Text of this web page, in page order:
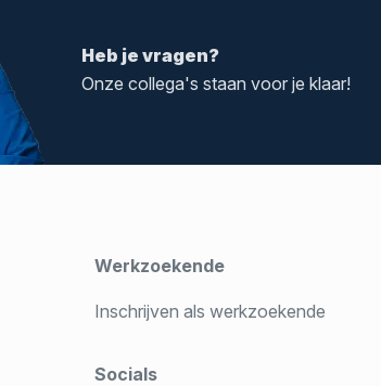
Heb je vragen?
Onze collega's staan voor je klaar!
Werkzoekende
Inschrijven als werkzoekende
Socials